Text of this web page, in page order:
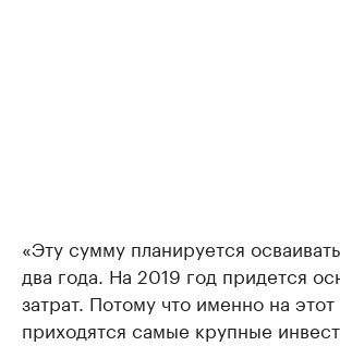
«Эту сумму планируется
два года. На 2019 год придется
затрат. Потому что именно на этот
приходятся самые крупные